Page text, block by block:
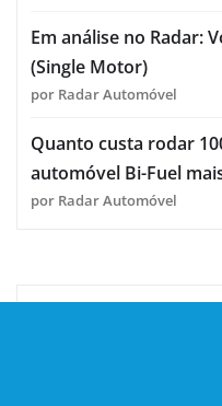
Em análise no Radar:
(Single Motor)
por Radar Automóvel
Quanto custa rodar
automóvel Bi-Fuel
por Radar Automóvel